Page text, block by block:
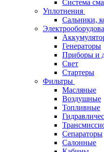
Система
Уплотнения
Сальники,
Генераторы
Приборы и
Свет
Стартеры
Фильтры
Масляные
Воздушные
Топливные
Сепараторы
Салонные